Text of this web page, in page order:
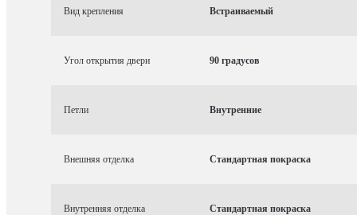
Вид крепления Встраиваемый
Угол открытия двери 90 градусов
Петли Внутренние
Внешняя отделка Стандартная покраска
Внутренняя отделка Стандартная покраска